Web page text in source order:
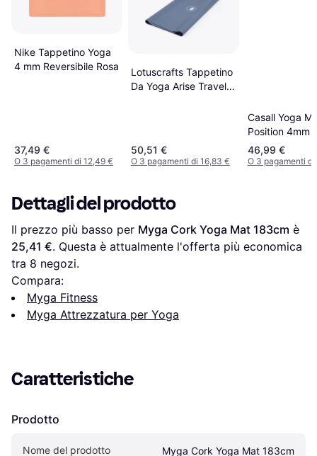
Nike Tappetino Yoga
4 mm Reversibile Rosa
37,49 €
O 3 pagamenti di 12,49 €
Lotuscrafts Tappetino
Da Yoga Arise Travel
50,51 €
O 3 pagamenti di 16,83 €
Casall Yoga
Position 4mm
Grey
46,99 €
O 3 pagamenti di
Dettagli del prodotto
Il prezzo più basso per Myga Cork Yoga Mat 183cm
25,41 €. Questa è attualmente l'offerta più economica
tra 8 negozi.
Compara:
Myga Fitness
Myga Attrezzatura per Yoga
Caratteristiche
Prodotto
Nome del prodotto Myga Cork Yoga Mat 183cm